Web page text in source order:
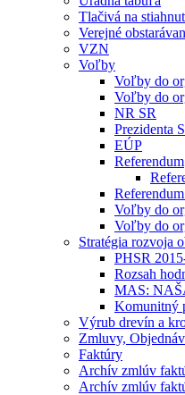
Tlačivá na
Verejné
VZN
Voľby
Voľby do
Voľby do
NR SR
Prezidenta
EÚP
Referendum
Voľby do
Voľby do
Stratégia rozvoja
PHSR
Rozsah
MAS:
Komunitný
Výrub drevín a
Zmluvy,
Faktúry
Archív zmlúv
Archív zmlúv